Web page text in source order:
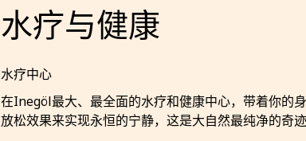
水疗与健康
水疗中心
在Inegöl最大、最全面的水疗和健康中心，带着你的
放松效果来实现永恒的宁静，这是大自然最纯净的奇迹